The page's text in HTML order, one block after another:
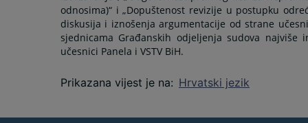
odnosima)“ i „Dopuštenost revizije u postupku
diskusija i iznošenja argumentacije od strane
sjednicama Građanskih odjeljenja sudova
učesnici Panela i VSTV BiH.
Prikazana vijest je na: Hrvatski jezik